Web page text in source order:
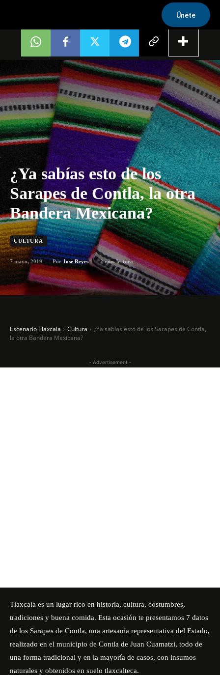
Únete
¿Ya sabías esto de los
Sarapes de Contla, la otra
Bandera Mexicana?
CULTURA
7 mayo, 2019 Por Jose Reyes 2min. lectura
Escenario Tlaxcala Cultura
¿Ya sabías esto de los Sarapes de Contla,
la otra Bandera Mexicana?
- Advertisement -
Tlaxcala es un lugar rico en historia, cultura, costumbres,
tradiciones y buena comida. Esta ocasión te presentamos 7 datos
de los Sarapes de Contla, una artesanía representativa del Estado,
realizado en el municipio de Contla de Juan Cuamatzi, todo de
una forma tradicional y en la mayoría de casos, con insumos
naturales y obtenidos en suelo tlaxcalteca.